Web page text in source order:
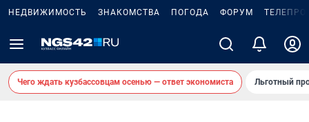
НЕДВИЖИМОСТЬ ЗНАКОМСТВА ПОГОДА ФОРУМ
Чего ждать кузбассовцам осенью — ответ экономиста Льготный